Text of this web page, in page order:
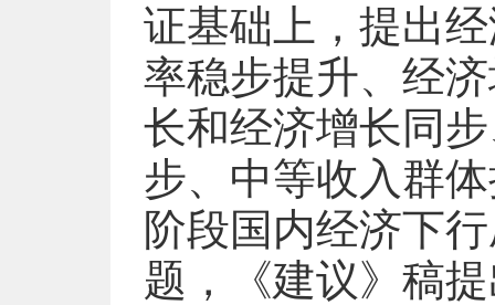
证基础上，提出
率稳步提升、经
长和经济增长同
步、中等收入群
阶段国内经济下
题，《建议》稿